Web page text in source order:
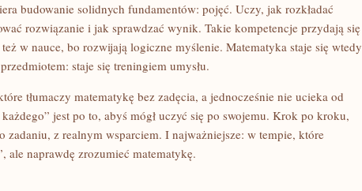
budowanie solidnych fundamentów: pojęć. Uczy, jak rozkładać
rozwiązanie i jak sprawdzać wynik. Takie kompetencje przydają się
w nauce, bo rozwijają logiczne myślenie. Matematyka staje się wtedy
staje się treningiem umysłu.
tłumaczy matematykę bez zadęcia, a jednocześnie nie ucieka od
jest po to, abyś mógł uczyć się po swojemu. Krok po kroku,
zadaniu, z realnym wsparciem. I najważniejsze: w tempie, które
ale naprawdę zrozumieć matematykę.